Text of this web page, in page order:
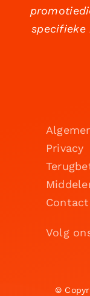
specifieke
Privacy
Contact
Volg
©